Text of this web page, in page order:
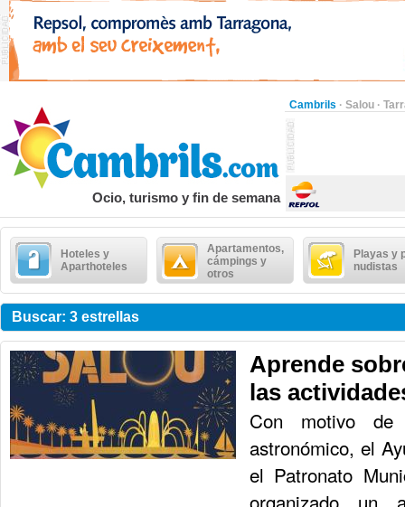
Cambrils · Salou ·
Ocio, turismo y fin de semana
Hoteles y
Aparthoteles
Apartamentos,
cámpings y
otros
Playas y
nudistas
Buscar: 3 estrellas
Aprende
las
Con motivo de
astronómico, el
el Patronato
organizado un